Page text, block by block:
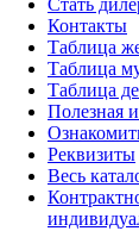
Стать
Контакты
Таблица
Таблица
Таблица
Полезная
Реквизиты
Весь